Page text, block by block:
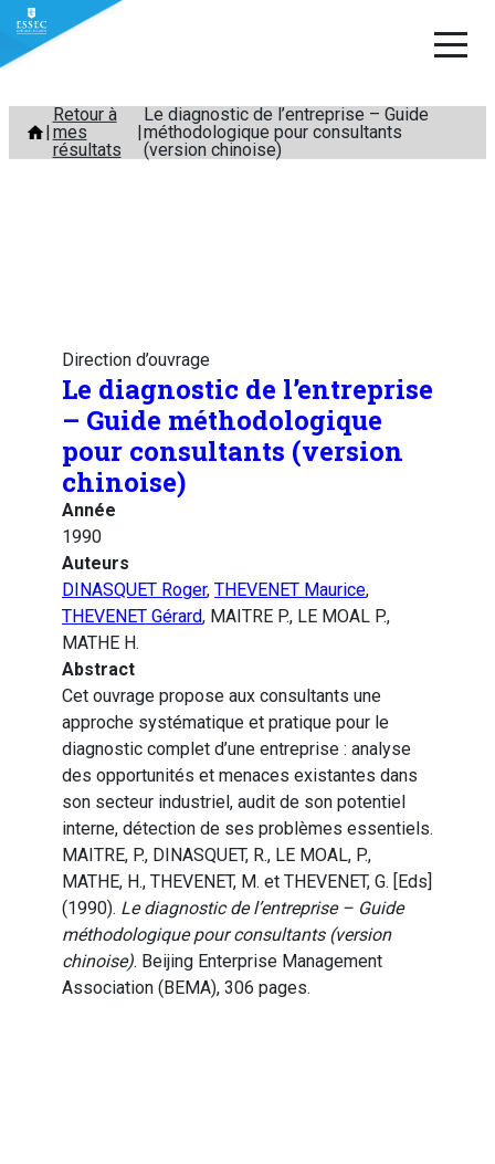
Aller
contenu
Retour à
mes
résultats
Le diagnostic de l’entreprise – Guide
méthodologique pour consultants
(version chinoise)
Direction d’ouvrage
Le diagnostic de l’entreprise
– Guide méthodologique
pour consultants (version
chinoise)
Année
1990
Auteurs
DINASQUET Roger, THEVENET Maurice,
THEVENET Gérard, MAITRE P., LE MOAL P.,
MATHE H.
Abstract
Cet ouvrage propose aux consultants une
approche systématique et pratique pour le
diagnostic complet d’une entreprise : analyse
des opportunités et menaces existantes dans
son secteur industriel, audit de son potentiel
interne, détection de ses problèmes essentiels.
MAITRE, P., DINASQUET, R., LE MOAL, P.,
MATHE, H., THEVENET, M. et THEVENET, G. [Eds]
(1990). Le diagnostic de l’entreprise – Guide
méthodologique pour consultants (version
chinoise). Beijing Enterprise Management
Association (BEMA), 306 pages.